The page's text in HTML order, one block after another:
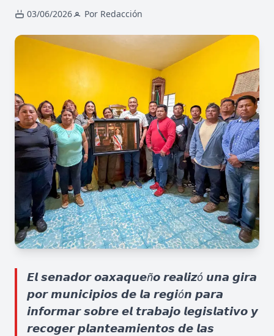
03/06/2026 Por Redacción
𝙀𝙡 𝙨𝙚𝙣𝙖𝙙𝙤𝙧 𝙤𝙖𝙭𝙖𝙦𝙪𝙚ñ𝙤 𝙧𝙚𝙖𝙡𝙞𝙯ó 𝙪𝙣𝙖 𝙜𝙞𝙧𝙖
𝙥𝙤𝙧 𝙢𝙪𝙣𝙞𝙘𝙞𝙥𝙞𝙤𝙨 𝙙𝙚 𝙡𝙖 𝙧𝙚𝙜𝙞ó𝙣 𝙥𝙖𝙧𝙖
𝙞𝙣𝙛𝙤𝙧𝙢𝙖𝙧 𝙨𝙤𝙗𝙧𝙚 𝙚𝙡 𝙩𝙧𝙖𝙗𝙖𝙟𝙤 𝙡𝙚𝙜𝙞𝙨𝙡𝙖𝙩𝙞𝙫𝙤 𝙮
𝙧𝙚𝙘𝙤𝙜𝙚𝙧 𝙥𝙡𝙖𝙣𝙩𝙚𝙖𝙢𝙞𝙚𝙣𝙩𝙤𝙨 𝙙𝙚 𝙡𝙖𝙨